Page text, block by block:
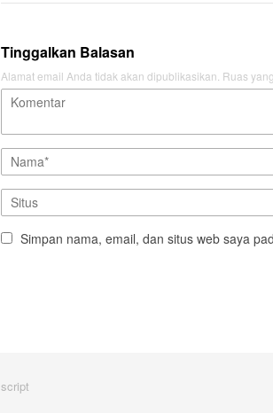
Tinggalkan Balasan
Alamat email Anda tidak akan dipublikasikan. Ruas
Simpan nama, email, dan situs web saya
script